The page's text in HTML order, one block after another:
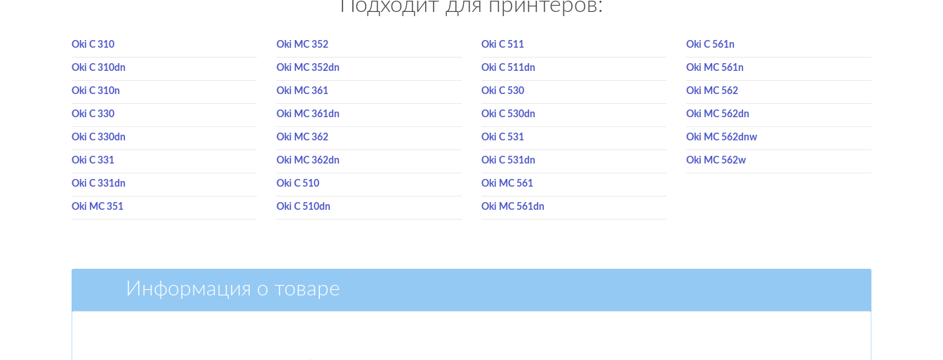
Подходит для принтеров:
Oki C 310
Oki C 310dn
Oki C 310n
Oki C 330
Oki C 330dn
Oki C 331
Oki C 331dn
Oki MC 351
Oki MC 352
Oki MC 352dn
Oki MC 361
Oki MC 361dn
Oki MC 362
Oki MC 362dn
Oki C 510
Oki C 510dn
Oki C 511
Oki C 511dn
Oki C 530
Oki C 530dn
Oki C 531
Oki C 531dn
Oki MC 561
Oki MC 561dn
Oki C 561n
Oki MC 561n
Oki MC 562
Oki MC 562dn
Oki MC 562dnw
Oki MC 562w
Информация о товаре